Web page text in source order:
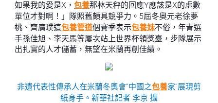
如果我的愛是X， 包養那林天秤的回應Y應該是X的虛數
單位才對啊！」隊照舊頗具競爭力。5屆冬奧元老徐夢
桃、齊廣璞這包養管道個賽季表示包養妹不俗，年青選
手孫佳旭、李天馬等屢次站上世界杯領獎臺，步隊展示
出扎實的人才儲蓄，無望在米蘭再創佳績。
非遺代表性傳承人在米蘭冬奧會“中國之包養家”展現剪
紙身手。新華社記者 李京 攝